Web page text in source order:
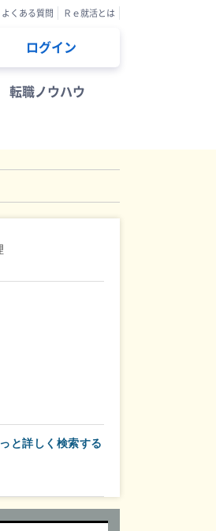
よくある質問 Ｒｅ就活とは
ログイン
転職ノウハウ
と詳しく検索する